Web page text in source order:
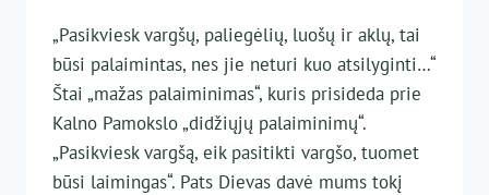
„Pasikviesk vargšų, paliegėlių, luošų ir aklų, tai
būsi palaimintas, nes jie neturi kuo atsilyginti…“
Štai „mažas palaiminimas“, kuris prisideda prie
Kalno Pamokslo „didžiųjų palaiminimų“.
„Pasikviesk vargšą, eik pasitikti vargšo, tuomet
būsi laimingas“. Pats Dievas davė mums tokį